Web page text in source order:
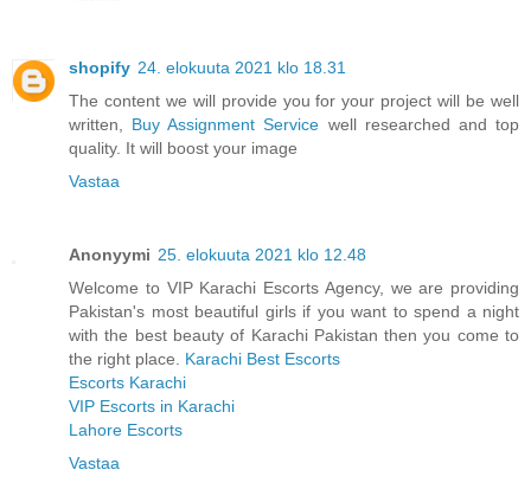
shopify 24. elokuuta 2021 klo 18.31
The content we will provide you for your project will be well
written, Buy Assignment Service well researched and top
quality. It will boost your image
Vastaa
Anonyymi 25. elokuuta 2021 klo 12.48
Welcome to VIP Karachi Escorts Agency, we are providing
Pakistan's most beautiful girls if you want to spend a night
with the best beauty of Karachi Pakistan then you come to
the right place. Karachi Best Escorts
Escorts Karachi
VIP Escorts in Karachi
Lahore Escorts
Vastaa